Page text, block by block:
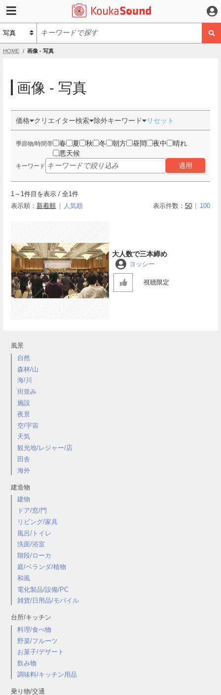
HOME 画像 - 写真
風景
自然
森林/山
海/川
街並み
施設
夜景
空/宇宙
天気
観光地/レジャー/店
田舎
海外
建造物
建物
ドア/窓/門
リビング/家具
風呂/トイレ
洗面/浴室
階段/ローカ
庭/ベランダ/植物
和風
電化製品/設備/PC
雑貨/日用品/モバイル
台所/キッチン
料理/食べ物
野菜/フルーツ
お菓子/デザート
飲み物
調味料/キッチン用品
乗り物/交通
画像 - 写真
価格 クリエイター検索 除外キーワード リセット
季節物/時間帯 春 夏 秋 冬 朝方 昼間 夜中
晴れ
悪天候
キーワード 適用
1 ～ 1件目を表示 / 全1件
表示順： 新着順 人気順 表示件数： 50 100
大人数で三本締め
ヨッシー
視聴限定